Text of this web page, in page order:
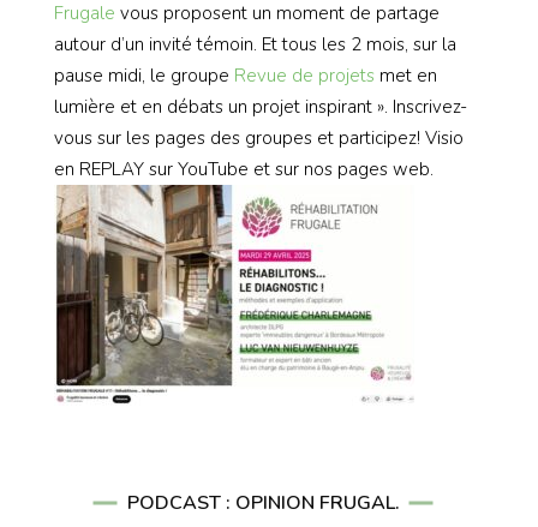
Frugale vous proposent un moment de partage
autour d’un invité témoin. Et tous les 2 mois, sur la
pause midi, le groupe Revue de projets met en
lumière et en débats un projet inspirant ». Inscrivez-
vous sur les pages des groupes et participez! Visio
en REPLAY sur YouTube et sur nos pages web.
PODCAST : OPINION FRUGAL.